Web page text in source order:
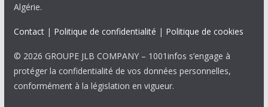
Algérie.
Contact| Politique de confidentialité | Politique de cookies
© 2026 GROUPE JLB COMPANY – 1001infos s’engage à
protéger la confidentialité de vos données personnelles,
conformément à la législation en vigueur.